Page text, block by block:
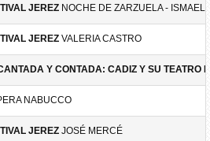
JEREZ NOCHE DE ZARZUELA -
JEREZ VALERIA CASTRO
Y CONTADA: CADIZ Y SU TEATRO
NABUCCO
JEREZ JOSÉ MERCÉ